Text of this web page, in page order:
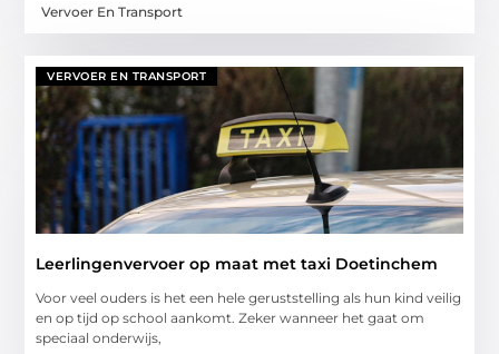
Vervoer En Transport
VERVOER EN TRANSPORT
Leerlingenvervoer op maat met taxi Doetinchem
Voor veel ouders is het een hele geruststelling als hun kind veilig
en op tijd op school aankomt. Zeker wanneer het gaat om
speciaal onderwijs,